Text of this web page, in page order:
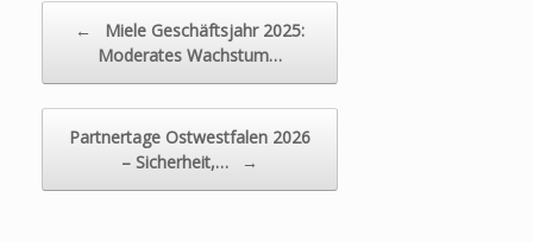
←
Miele Geschäftsjahr 2025:
Moderates Wachstum…
Partnertage Ostwestfalen 2026
– Sicherheit,…
→